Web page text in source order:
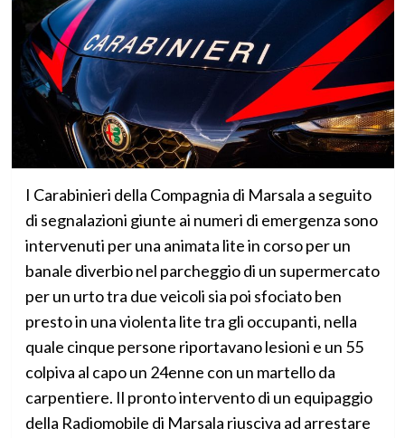
I Carabinieri della Compagnia di Marsala a seguito
di segnalazioni giunte ai numeri di emergenza sono
intervenuti per una animata lite in corso per un
banale diverbio nel parcheggio di un supermercato
per un urto tra due veicoli sia poi sfociato ben
presto in una violenta lite tra gli occupanti, nella
quale cinque persone riportavano lesioni e un 55
colpiva al capo un 24enne con un martello da
carpentiere. Il pronto intervento di un equipaggio
della Radiomobile di Marsala riusciva ad arrestare